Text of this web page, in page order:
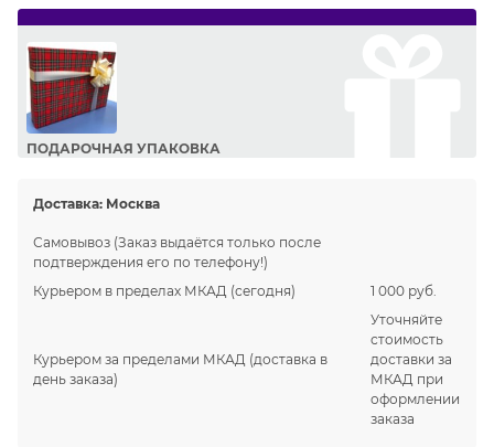
ПОДАРОЧНАЯ УПАКОВКА
Доставка: Москва
Самовывоз (Заказ выдаётся только после
подтверждения его по телефону!)
Курьером в пределах МКАД (сегодня) 1 000 руб.
Курьером за пределами МКАД (доставка в
день заказа)
Уточняйте
стоимость
доставки за
МКАД при
оформлении
заказа